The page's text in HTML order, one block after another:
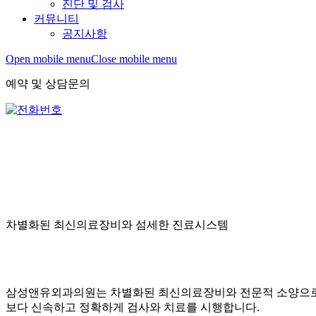
진단 및 검사
커뮤니티
공지사항
Open mobile menuClose mobile menu
예약 및 상담문의
차별화된 최신의료장비와 섬세한 진료시스템
삼성앤유외과의원는 차별화된 최신의료장비와 전문적 소양으
보다 신속하고 정확하게 검사와 치료를 시행합니다.